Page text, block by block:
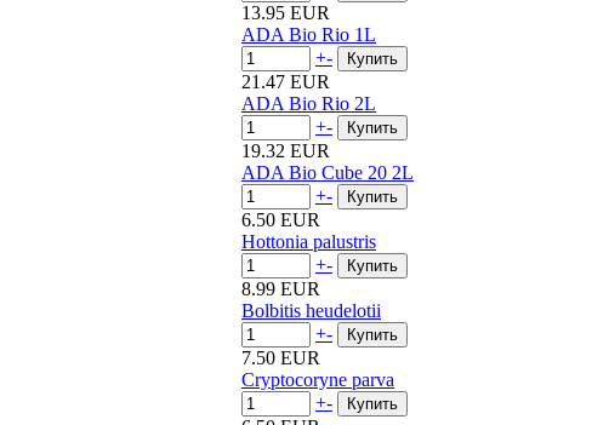
13.95 EUR
ADA Bio Rio 1L
+-
21.47 EUR
ADA Bio Rio 2L
+-
19.32 EUR
ADA Bio Cube 20 2L
+-
6.50 EUR
Hottonia palustris
+-
8.99 EUR
Bolbitis heudelotii
+-
7.50 EUR
Cryptocoryne parva
+-